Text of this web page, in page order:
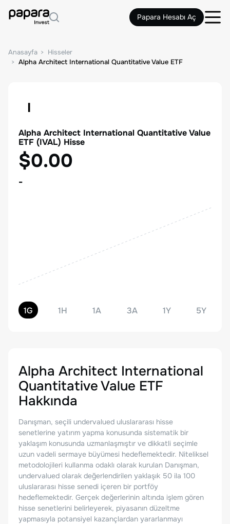
Papara Hesabı Aç
Anasayfa
Hisseler
Alpha Architect International Quantitative Value ETF
I
Alpha Architect International Quantitative Value
ETF (IVAL) Hisse
$0.00
-
1G 1H 1A 3A 1Y 5Y
Alpha Architect International
Quantitative Value ETF
Hakkında
Danışman, seçili undervalued uluslararası hisse
senetlerine yatırım yapma konusunda sistematik bir
yaklaşım konusunda uzmanlaşmıştır ve dikkatli seçimle
uzun vadeli sermaye büyümesi hedeflemektedir. Niteliksel
metodolojileri kullanma odaklı olarak kurulan Danışman,
undervalued olarak değerlendirilen yaklaşık 50 ila 100
uluslararası hisse senedi içeren bir portföy
hedeflemektedir. Gerçek değerlerinin altında işlem gören
hisse senetlerini belirleyerek, piyasanın düzeltme
yapmasıyla potansiyel kazançlardan yararlanmayı